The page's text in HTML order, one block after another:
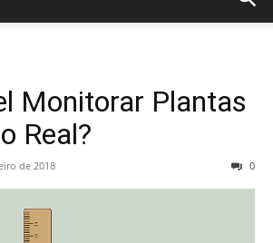
Monitorar Plantas
Real?
de 2018 0